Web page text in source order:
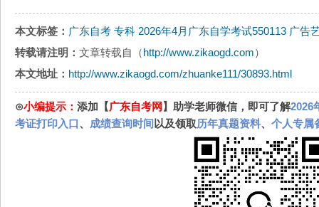
本文标签： 广东自考 专科 2026年4月广东自学考试550113 广告
转载请注明： 文章转载自（http://www.zikaogd.com）
本文地址： http://www.zikaogd.com/zhuanke111/30893.html
⊙小编提示： 添加【广东自考网 】助学老师微信，即可了解2026
考证打印入口、 成绩查询时间 以及领取历年真题资料、 个人专属